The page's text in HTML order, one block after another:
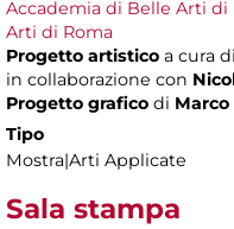
Accademia di Belle Arti di
Arti di Roma
Progetto artistico a cura di
in collaborazione con
Progetto grafico di Marco
Tipo
Mostra|Arti Applicate
Sala stampa